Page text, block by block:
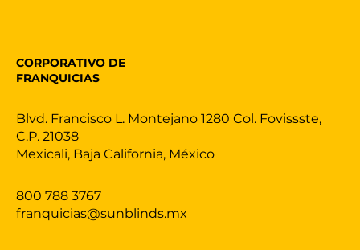
800 788 3767
franquicias@sunblinds.mx
Blvd. Francisco L. Montejano 1280 Col. Fovissste,
C.P. 21038
Mexicali, Baja California, México
CORPORATIVO DE
FRANQUICIAS